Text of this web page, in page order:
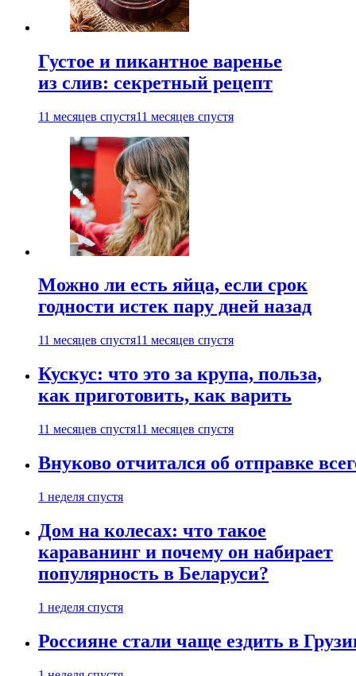
Густое и пикантное варенье
из слив: секретный рецепт
11 месяцев спустя11 месяцев спустя
Можно ли есть яйца, если срок
годности истек пару дней назад
11 месяцев спустя11 месяцев спустя
Кускус: что это за крупа, польза,
как приготовить, как варить
11 месяцев спустя11 месяцев спустя
Внуково отчитался об отправке
1 неделя спустя
Дом на колесах: что такое
караванинг и почему он набирает
популярность в Беларуси?
1 неделя спустя
Россияне стали чаще ездить в